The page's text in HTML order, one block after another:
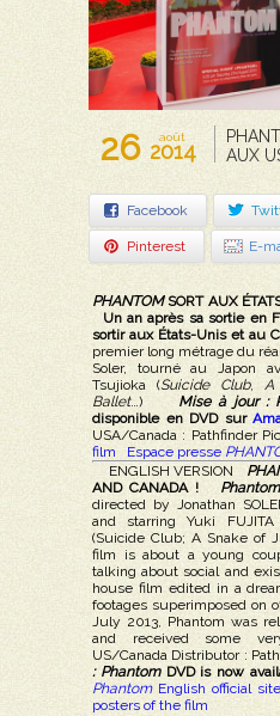
26 août
2014
AUX
Facebook
Pinterest E-
PHANTOMSORT AUX
Un an après sa sortie en
sortir aux États-Unis et au
premier long métrage du
Soler, tourné au Japon
Tsujioka (Suicide Club, A
Ballet…) Mise à jour :
disponible en DVD sur
USA/Canada : Pathfinder
film
Espace presse
ENGLISH VERSION
AND CANADA !
Phantom
directed by Jonathan
and starring Yuki FUJITA
(Suicide Club; A Snake of
film is about a young
talking about social and
house film edited in a
footages superimposed
July 2013, Phantom was
and received some
US/Canada Distributor :
: PhantomDVD is now a
PhantomEnglish official site
posters of the film